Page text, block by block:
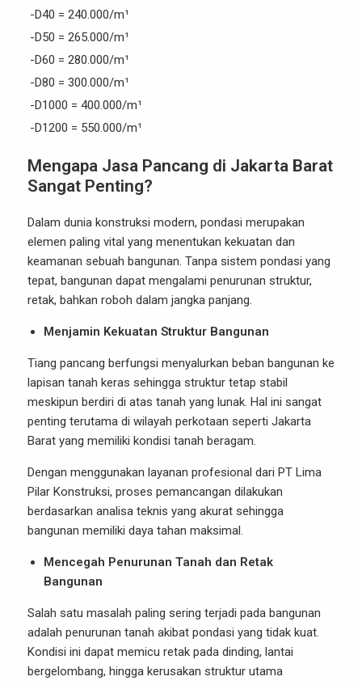
-D40 = 240.000/m¹
-D50 = 265.000/m¹
-D60 = 280.000/m¹
-D80 = 300.000/m¹
-D1000 = 400.000/m¹
-D1200 = 550.000/m¹
Mengapa Jasa Pancang di Jakarta Barat
Sangat Penting?
Dalam dunia konstruksi modern, pondasi merupakan
elemen paling vital yang menentukan kekuatan dan
keamanan sebuah bangunan. Tanpa sistem pondasi yang
tepat, bangunan dapat mengalami penurunan struktur,
retak, bahkan roboh dalam jangka panjang.
Menjamin Kekuatan Struktur Bangunan
Tiang pancang berfungsi menyalurkan beban bangunan ke
lapisan tanah keras sehingga struktur tetap stabil
meskipun berdiri di atas tanah yang lunak. Hal ini sangat
penting terutama di wilayah perkotaan seperti Jakarta
Barat yang memiliki kondisi tanah beragam.
Dengan menggunakan layanan profesional dari PT Lima
Pilar Konstruksi, proses pemancangan dilakukan
berdasarkan analisa teknis yang akurat sehingga
bangunan memiliki daya tahan maksimal.
Mencegah Penurunan Tanah dan Retak
Bangunan
Salah satu masalah paling sering terjadi pada bangunan
adalah penurunan tanah akibat pondasi yang tidak kuat.
Kondisi ini dapat memicu retak pada dinding, lantai
bergelombang, hingga kerusakan struktur utama